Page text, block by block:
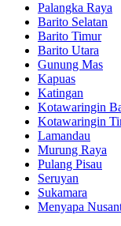
Palangka Raya
Barito Selatan
Barito Timur
Barito Utara
Gunung Mas
Kapuas
Katingan
Kotawaringin
Kotawaringin
Lamandau
Murung Raya
Pulang Pisau
Seruyan
Sukamara
Menyapa